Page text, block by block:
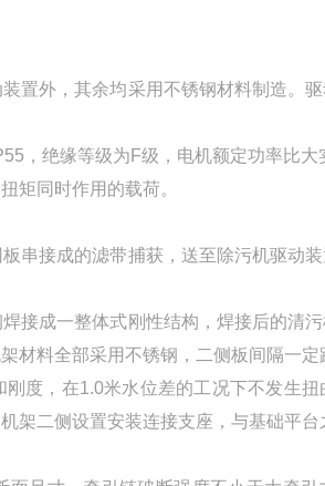
置外，其余均采用不锈钢材料制造。
，绝缘等级为F级，电机额定功率比大
矩同时作用的载荷。
串接成的滤带捕获，送至除污机驱动
接成一整体式刚性结构，焊接后的清
材料全部采用不锈钢，二侧板间隔一
度，在1.0米水位差的工况下不发生
架二侧设置安装连接支座，与基础平台